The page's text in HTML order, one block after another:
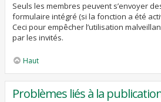
Seuls les membres peuvent s’envoyer
formulaire intégré (si la fonction a été
Ceci pour empêcher l’utilisation
par les invités.
Haut
Problèmes liés à la